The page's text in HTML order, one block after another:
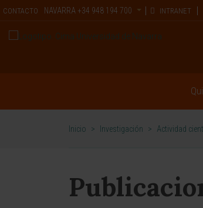
CONTACTO NAVARRA +34 948 194 700 INTRANET
Inicio > Investigación > Actividad